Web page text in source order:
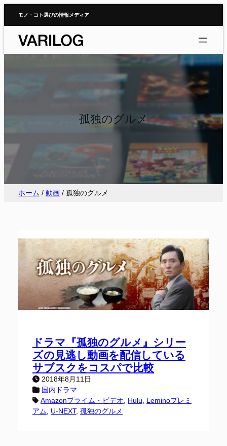
モノ・コト選びの情報メディア
孤独のグルメ
ホーム / 動画 / 孤独のグルメ
ドラマ『孤独のグルメ』シリー
ズの見逃し動画を配信している
サブスクをコスパで比較
2018年8月11日
国内ドラマ
Amazonプライム・ビデオ, Hulu, Leminoプレミ
アム, U-NEXT, 孤独のグルメ